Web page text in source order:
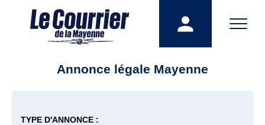
Annonce légale Mayenne
TYPE D'ANNONCE :